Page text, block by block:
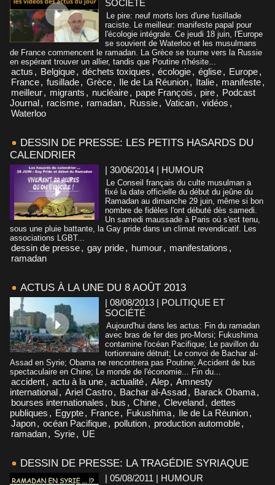
SOCIÉTÉ
Le pire: neuf morts lors d'une fusillade
raciste. Le meilleur: manifeste papal pour
l'écologie intégrale. Ce jeudi 18 juin, l'Europe
se souvient de Waterloo et les musulmans
de France commencent le ramadan. La Grèce se tourne vers la Russie
en espérant trouver un allier, tandis que Poutine n'hésite...
actus , Belgique, déchets toxiques , écologie, église, Europe,
France, fusillade, Grèce, Ile de La Réunion, Italie, manifeste,
meilleur, migrants , nucléaire, pape François , pire, Podcast
Journal, racisme, ramadan, Russie, Vatican, vidéos ,
Waterloo
DESSIN DE PRESSE: LES PETITS HASARDS DU
CALENDRIER
| 30/06/2014 | HUMOUR
Le Conseil français du culte musulman a
fixé la date officielle du début du jeûne du
Ramadan au dimanche 29 juin, même si bon
nombre de fidèles l'ont débuté dès samedi.
Un samedi maussade à Paris où s'est tenu,
sous une pluie battante, la Gay pride dans un climat revendicatif. Les
associations LGBT...
dessin de presse, gay pride, humour, manifestations ,
ramadan
ACTUS À LA UNE DU 8 AOÛT 2013
| 08/08/2013 | POLITIQUE ET
SOCIÉTÉ
Aujourd'hui dans les actus: Fin du ramadan
avec bras de fer des pro-Morsi; Fukushima
contamine l'océan Pacifique; Le pavillon du
tortionnaire détruit; Le convoi de Bachar al-
Assad en Syrie; Obama ne rencontrera pas Poutine; Accident de bus
spectaculaire en Chine; Le monde de l'économie... Fin du...
accident, actu à la une, actualité, Alep, Amnesty
international, Ariel Castro, Bachar al-Assad, Barack Obama,
bourses internationales , bus , Chine, Cleveland, dettes
publiques , Egypte, France, Fukushima, Ile de La Réunion,
Japon, océan Pacifique, pollution, production automoble,
ramadan, Syrie, UE
DESSIN DE PRESSE: LA TRAGÉDIE SYRIAQUE
| 05/08/2011 | HUMOUR